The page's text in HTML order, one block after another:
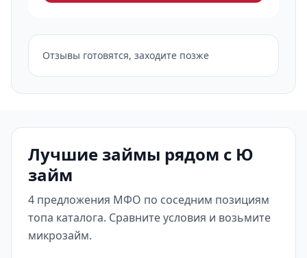
Отзывы готовятся, заходите позже
Лучшие займы рядом с Ю
займ
4 предложения МФО по соседним позициям
топа каталога. Сравните условия и возьмите
микрозайм.